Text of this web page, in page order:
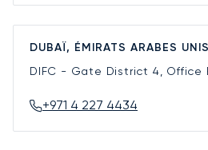
DUBAÏ, ÉMIRATS ARABES UNIS
DIFC - Gate District 4, Office
+971 4 227 4434